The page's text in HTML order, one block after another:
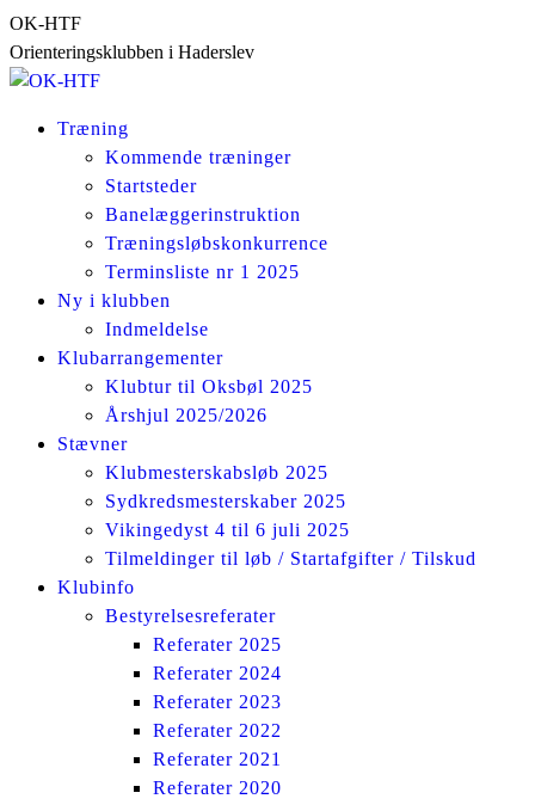
Skip
to
content
OK-HTF
Orienteringsklubben i Haderslev
Træning
Kommende træninger
Startsteder
Banelæggerinstruktion
Træningsløbskonkurrence
Terminsliste nr 1 2025
Ny i klubben
Indmeldelse
Klubarrangementer
Klubtur til Oksbøl 2025
Årshjul 2025/2026
Stævner
Klubmesterskabsløb 2025
Sydkredsmesterskaber 2025
Vikingedyst 4 til 6 juli 2025
Tilmeldinger til løb / Startafgifter / Tilskud
Klubinfo
Bestyrelsesreferater
Referater 2025
Referater 2024
Referater 2023
Referater 2022
Referater 2021
Referater 2020